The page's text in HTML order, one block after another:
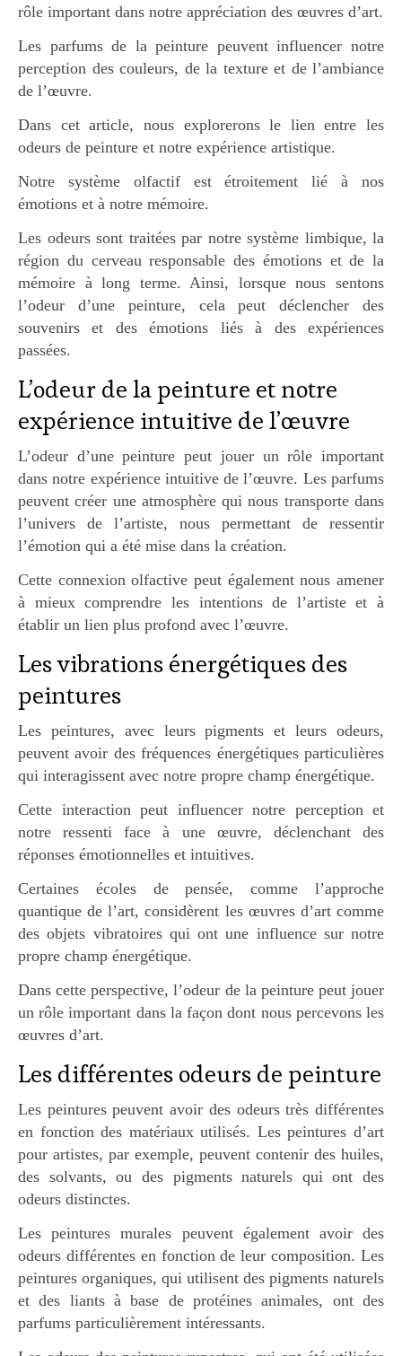
rôle important dans notre appréciation des œuvres d’art.
Les parfums de la peinture peuvent influencer notre
perception des couleurs, de la texture et de l’ambiance
de l’œuvre.
Dans cet article, nous explorerons le lien entre les
odeurs de peinture et notre expérience artistique.
Notre système olfactif est étroitement lié à nos
émotions et à notre mémoire.
Les odeurs sont traitées par notre système limbique, la
région du cerveau responsable des émotions et de la
mémoire à long terme. Ainsi, lorsque nous sentons
l’odeur d’une peinture, cela peut déclencher des
souvenirs et des émotions liés à des expériences
passées.
L’odeur de la peinture et notre
expérience intuitive de l’œuvre
L’odeur d’une peinture peut jouer un rôle important
dans notre expérience intuitive de l’œuvre. Les parfums
peuvent créer une atmosphère qui nous transporte dans
l’univers de l’artiste, nous permettant de ressentir
l’émotion qui a été mise dans la création.
Cette connexion olfactive peut également nous amener
à mieux comprendre les intentions de l’artiste et à
établir un lien plus profond avec l’œuvre.
Les vibrations énergétiques des
peintures
Les peintures, avec leurs pigments et leurs odeurs,
peuvent avoir des fréquences énergétiques particulières
qui interagissent avec notre propre champ énergétique.
Cette interaction peut influencer notre perception et
notre ressenti face à une œuvre, déclenchant des
réponses émotionnelles et intuitives.
Certaines écoles de pensée, comme l’approche
quantique de l’art, considèrent les œuvres d’art comme
des objets vibratoires qui ont une influence sur notre
propre champ énergétique.
Dans cette perspective, l’odeur de la peinture peut jouer
un rôle important dans la façon dont nous percevons les
œuvres d’art.
Les différentes odeurs de peinture
Les peintures peuvent avoir des odeurs très différentes
en fonction des matériaux utilisés. Les peintures d’art
pour artistes, par exemple, peuvent contenir des huiles,
des solvants, ou des pigments naturels qui ont des
odeurs distinctes.
Les peintures murales peuvent également avoir des
odeurs différentes en fonction de leur composition. Les
peintures organiques, qui utilisent des pigments naturels
et des liants à base de protéines animales, ont des
parfums particulièrement intéressants.